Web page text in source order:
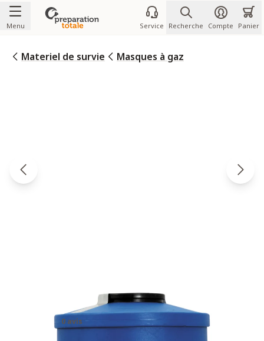
Allez au contenu
Menu Service Recherche Compte Panier
Materiel de survie Masques à gaz
A2B2E2K2-P3 R
0 avis